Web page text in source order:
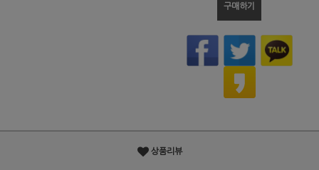
구매하기
상품리뷰